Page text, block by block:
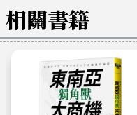
相關書籍